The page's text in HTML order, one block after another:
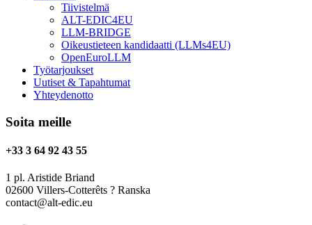
Tiivistelmä
ALT-EDIC4EU
LLM-BRIDGE
Oikeustieteen kandidaatti (LLMs4EU)
OpenEuroLLM
Työtarjoukset
Uutiset & Tapahtumat
Yhteydenotto
Soita meille
+33 3 64 92 43 55
1 pl. Aristide Briand
02600 Villers-Cotterêts ? Ranska
contact@alt-edic.eu